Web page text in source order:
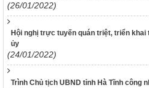
(26/01/2022)
Hội nghị trực tuyến quán triệt, triển
ủy
(24/01/2022)
Trình Chủ tịch UBND tỉnh Hà Tĩnh công